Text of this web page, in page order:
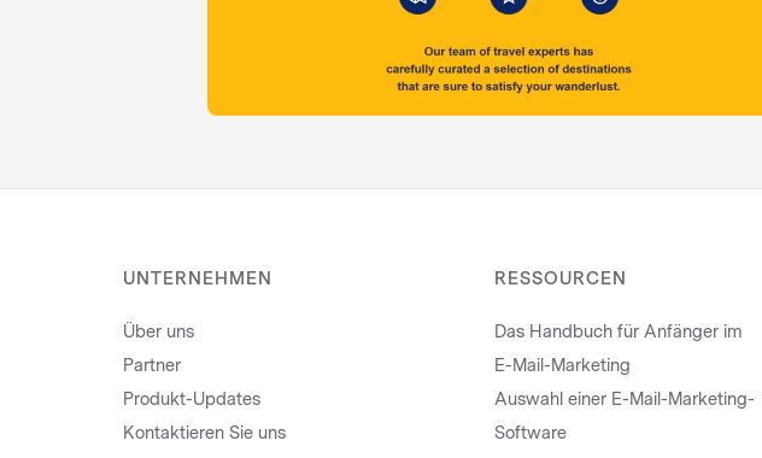
UNTERNEHMEN
Über uns
Partner
Produkt-Updates
Kontaktieren Sie uns
RESSOURCEN
Das Handbuch für Anfänger im
E-Mail-Marketing
Auswahl einer E-Mail-Marketing-
Software